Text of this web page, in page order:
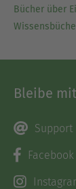
Bücher über
Bleibe
Support
Facebook